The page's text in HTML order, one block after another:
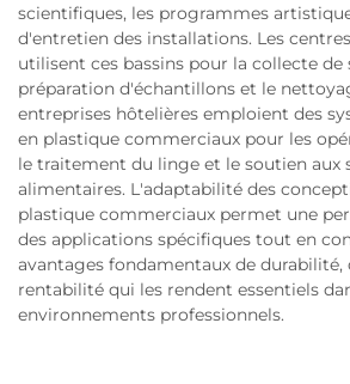
scientifiques, les programmes
d'entretien des installations. Les
utilisent ces bassins pour la collecte de
préparation d'échantillons et le
entreprises hôtelières emploient des
en plastique commerciaux pour les
le traitement du linge et le soutien aux
alimentaires. L'adaptabilité des
plastique commerciaux permet une
des applications spécifiques tout en
avantages fondamentaux de durabilité,
rentabilité qui les rendent essentiels
environnements professionnels.